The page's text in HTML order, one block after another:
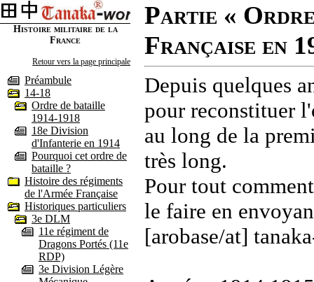
Histoire militaire de la
France
Retour vers la page principale
Préambule
14-18
Ordre de bataille
1914-1918
18e Division
d'Infanterie en 1914
Pourquoi cet ordre de
bataille ?
Histoire des régiments
de l'Armée Française
Historiques particuliers
3e DLM
11e régiment de
Dragons Portés (11e
RDP)
3e Division Légère
Partie «
Française en
Depuis quelques
pour reconstituer
au long de la
très long.
Pour tout
le faire en
[arobase/at]